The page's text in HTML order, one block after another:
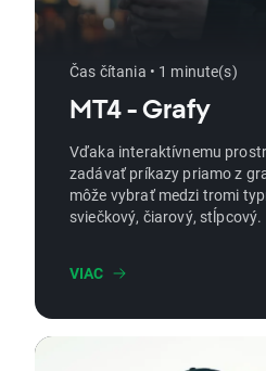
Čas čítania • 1 minute(s)
MT4 - Grafy
Vďaka interaktívnemu
zadávať príkazy priamo z
môže vybrať medzi tromi
sviečkový, čiarový, stĺpcový.
VIAC